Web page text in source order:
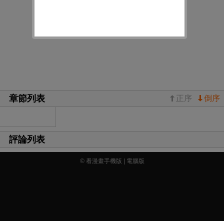
章節列表 倒序
正序
評論列表
© 看漫畫手機版 | 電腦版